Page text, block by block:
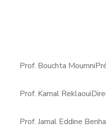
Prof. Bouchta Moumni
Prof. Kamal Reklaoui
Prof. Jamal Eddine